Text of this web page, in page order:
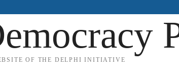
OF THE DELPHI INITIATIVE